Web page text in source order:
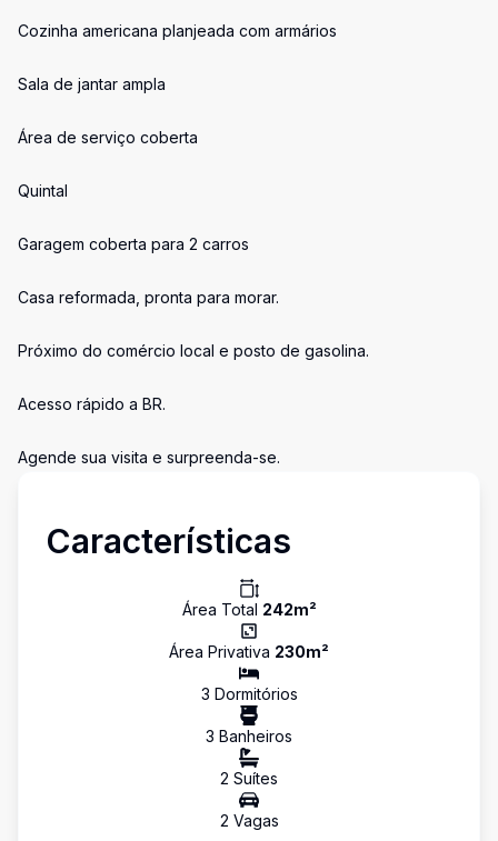
Cozinha americana planjeada com armários
Sala de jantar ampla
Área de serviço coberta
Quintal
Garagem coberta para 2 carros
Casa reformada, pronta para morar.
Próximo do comércio local e posto de gasolina.
Acesso rápido a BR.
Agende sua visita e surpreenda-se.
Características
Área Total 242m²
Área Privativa 230m²
3 Dormitórios
3 Banheiros
2 Suítes
2 Vagas